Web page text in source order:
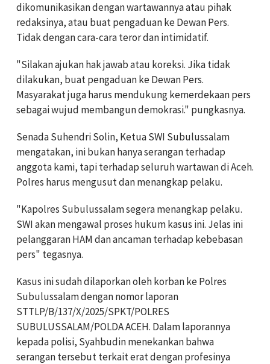
dikomunikasikan dengan wartawannya atau pihak
redaksinya, atau buat pengaduan ke Dewan Pers.
Tidak dengan cara-cara teror dan intimidatif.
"Silakan ajukan hak jawab atau koreksi. Jika tidak
dilakukan, buat pengaduan ke Dewan Pers.
Masyarakat juga harus mendukung kemerdekaan pers
sebagai wujud membangun demokrasi." pungkasnya.
Senada Suhendri Solin, Ketua SWI Subulussalam
mengatakan, ini bukan hanya serangan terhadap
anggota kami, tapi terhadap seluruh wartawan di Aceh.
Polres harus mengusut dan menangkap pelaku.
"Kapolres Subulussalam segera menangkap pelaku.
SWI akan mengawal proses hukum kasus ini. Jelas ini
pelanggaran HAM dan ancaman terhadap kebebasan
pers" tegasnya.
Kasus ini sudah dilaporkan oleh korban ke Polres
Subulussalam dengan nomor laporan
STTLP/B/137/X/2025/SPKT/POLRES
SUBULUSSALAM/POLDA ACEH. Dalam laporannya
kepada polisi, Syahbudin menekankan bahwa
serangan tersebut terkait erat dengan profesinya